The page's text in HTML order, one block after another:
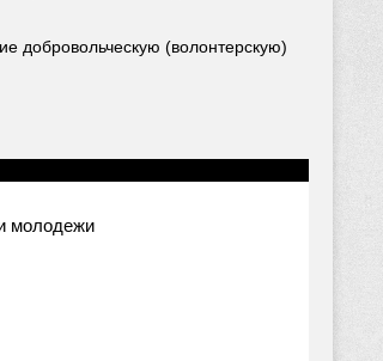
добровольческую (волонтерскую)
молодежи